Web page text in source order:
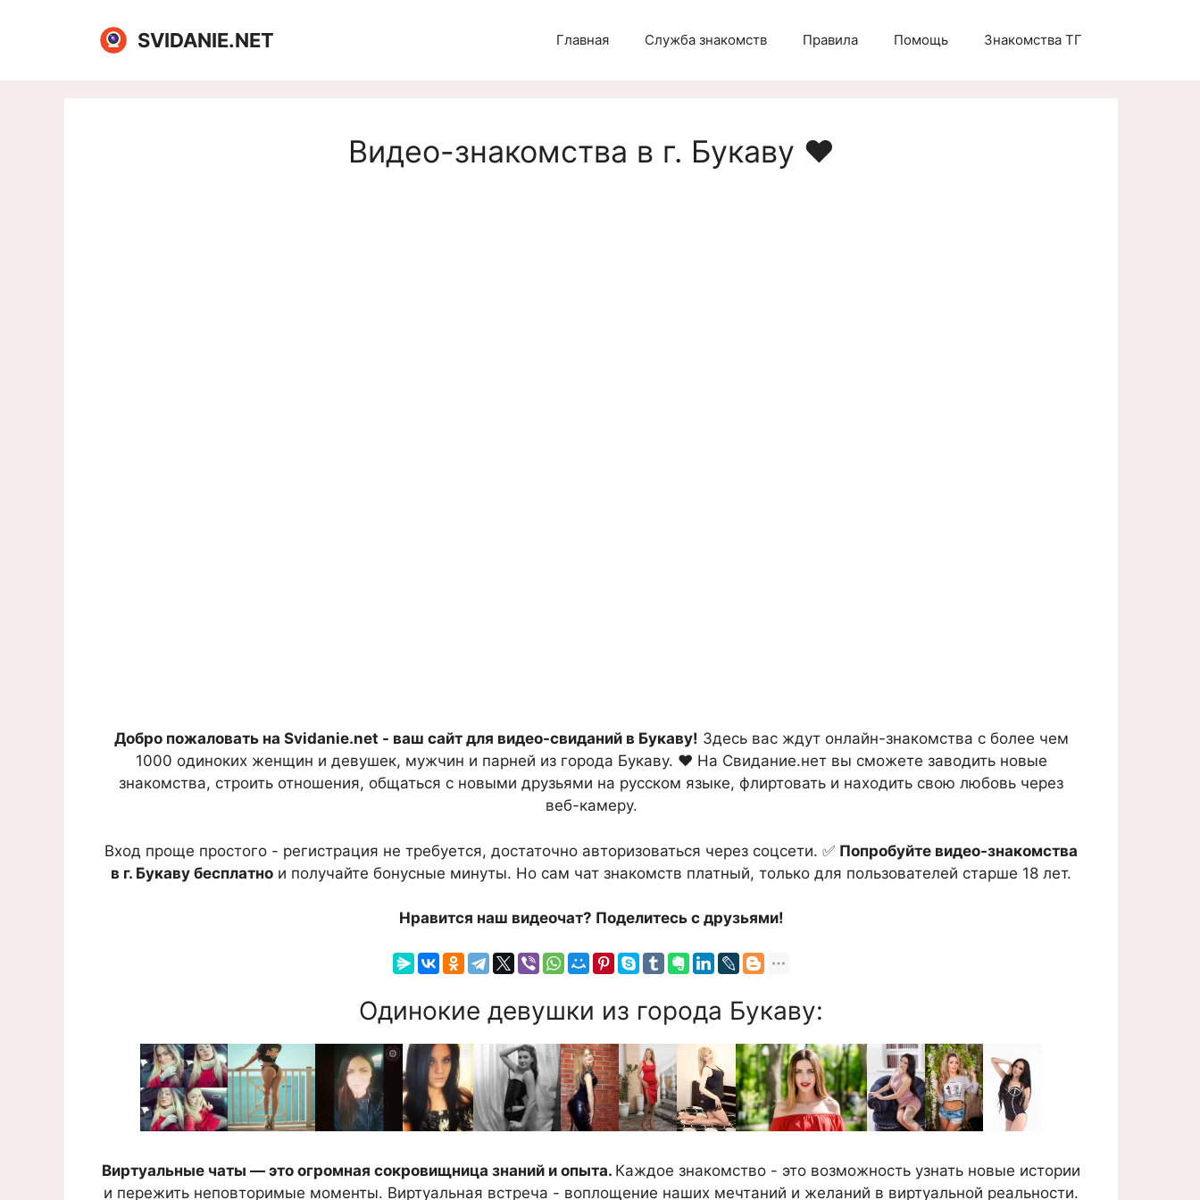
содержимому
SVIDANIE.NET Главная Служба знакомств Правила Помощь Знакомства ТГ
Видео-знакомства в г. Букаву ❤️
Добро пожаловать на Svidanie.net - ваш сайт для видео-свиданий в Букаву! Здесь вас ждут онлайн-знакомства с более чем
1000 одиноких женщин и девушек, мужчин и парней из города Букаву. ❤ На Свидание.нет вы сможете заводить новые
знакомства, строить отношения, общаться с новыми друзьями на русском языке, флиртовать и находить свою любовь через
веб-камеру.
Вход проще простого - регистрация не требуется, достаточно авторизоваться через соцсети. ✅ Попробуйте видео-знакомства
в г. Букаву бесплатно и получайте бонусные минуты. Но сам чат знакомств платный, только для пользователей старше 18 лет.
Нравится наш видеочат? Поделитесь с друзьями!
Одинокие девушки из города Букаву:
Виртуальные чаты — это огромная сокровищница знаний и опыта. Каждое знакомство - это возможность узнать новые истории
и пережить неповторимые моменты. Виртуальная встреча - воплощение наших мечтаний и желаний в виртуальной реальности.